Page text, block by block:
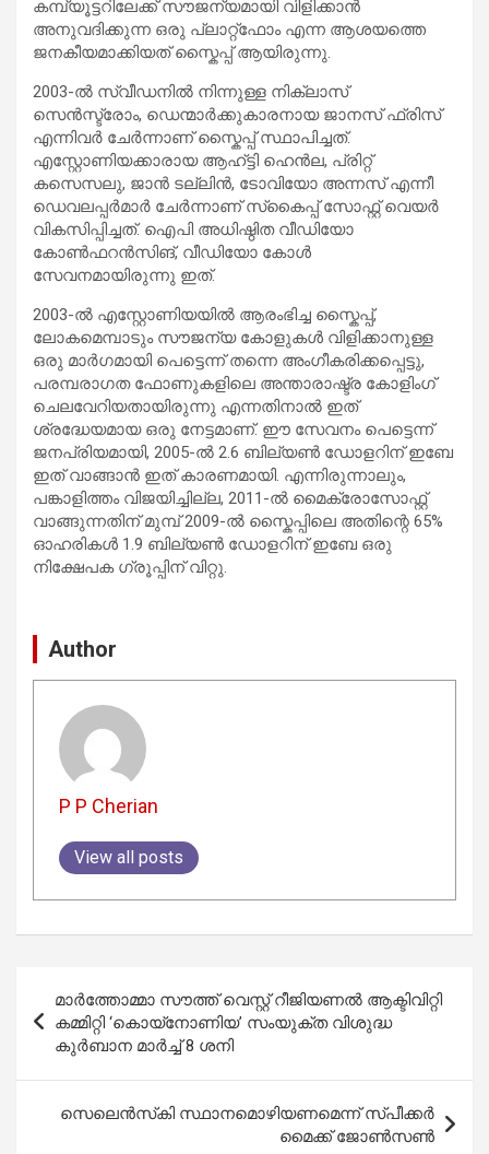
കമ്പ്യൂട്ടറിലേക്ക് സൗജന്യമായി വിളിക്കാൻ
അനുവദിക്കുന്ന ഒരു പ്ലാറ്റ്ഫോം എന്ന ആശയത്തെ
ജനകീയമാക്കിയത് സ്കൈപ്പ് ആയിരുന്നു.
2003-ൽ സ്വീഡനിൽ നിന്നുള്ള നിക്ലാസ്
സെൻസ്ട്രോം, ഡെന്മാർക്കുകാരനായ ജാനസ് ഫ്രിസ്
എന്നിവർ ചേർന്നാണ് സ്കൈപ്പ് സ്ഥാപിച്ചത്.
എസ്റ്റോണിയക്കാരായ ആഹ്ട്ടി ഹെൻല, പ്രിറ്റ്
കസെസലു, ജാൻ ടല്ലിൻ, ടോവിയോ അന്നസ് എന്നീ
ഡെവലപ്പർമാർ ചേർന്നാണ് സ്‌കൈപ്പ് സോഫ്റ്റ് വെയർ
വികസിപ്പിച്ചത്. ഐപി അധിഷ്ഠിത വീഡിയോ
കോൺഫറൻസിങ്, വീഡിയോ കോൾ
സേവനമായിരുന്നു ഇത്.
2003-ൽ എസ്റ്റോണിയയിൽ ആരംഭിച്ച സ്കൈപ്പ്,
ലോകമെമ്പാടും സൗജന്യ കോളുകൾ വിളിക്കാനുള്ള
ഒരു മാർഗമായി പെട്ടെന്ന് തന്നെ അംഗീകരിക്കപ്പെട്ടു,
പരമ്പരാഗത ഫോണുകളിലെ അന്താരാഷ്ട്ര കോളിംഗ്
ചെലവേറിയതായിരുന്നു എന്നതിനാൽ ഇത്
ശ്രദ്ധേയമായ ഒരു നേട്ടമാണ്. ഈ സേവനം പെട്ടെന്ന്
ജനപ്രിയമായി, 2005-ൽ 2.6 ബില്യൺ ഡോളറിന് ഇബേ
ഇത് വാങ്ങാൻ ഇത് കാരണമായി. എന്നിരുന്നാലും,
പങ്കാളിത്തം വിജയിച്ചില്ല, 2011-ൽ മൈക്രോസോഫ്റ്റ്
വാങ്ങുന്നതിന് മുമ്പ് 2009-ൽ സ്കൈപ്പിലെ അതിന്റെ 65%
ഓഹരികൾ 1.9 ബില്യൺ ഡോളറിന് ഇബേ ഒരു
നിക്ഷേപക ഗ്രൂപ്പിന് വിറ്റു.
Author
P P Cherian
View all posts
navigation
മാർത്തോമ്മാ സൗത്ത് വെസ്റ്റ് റീജിയണൽ ആക്ടിവിറ്റി
കമ്മിറ്റി ‘കൊയ്‌നോണിയ’ സംയുക്ത വിശുദ്ധ
കുർബാന മാർച്ച് 8 ശനി
സെലെൻസ്‌കി സ്ഥാനമൊഴിയണമെന്ന് സ്പീക്കർ
മൈക്ക് ജോൺസൺ